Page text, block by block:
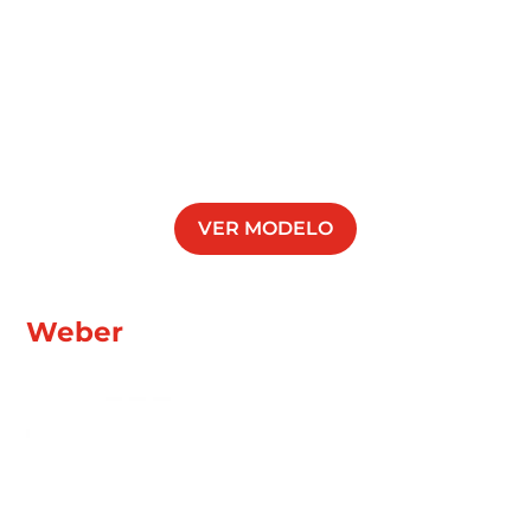
VER MODELO
Weber